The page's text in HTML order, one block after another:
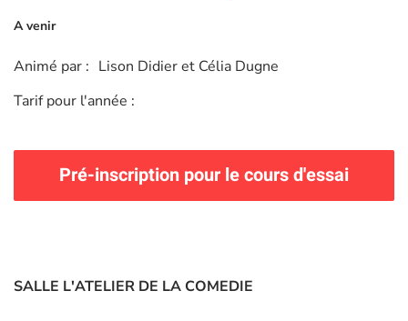
A venir
Animé par : Lison Didier et Célia Dugne
Tarif pour l'année :
Pré-inscription pour le cours d'essai
SALLE L'ATELIER DE LA COMEDIE